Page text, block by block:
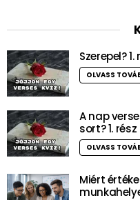
Szerepel? 1.
OLVASS
A nap
sort? 1. rész
OLVASS
Miért